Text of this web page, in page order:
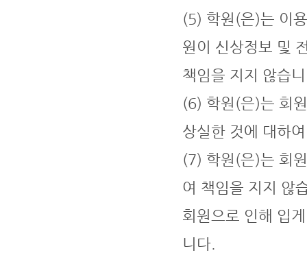
(5) 학원(은)는 이
원이 신상정보 및
책임을 지지 않습
(6) 학원(은)는 회
상실한 것에 대하
(7) 학원(은)는 회
여 책임을 지지 않
회원으로 인해 입
니다.